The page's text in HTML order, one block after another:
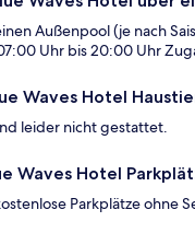
Außenpool (je nach
Uhr bis 20:00 Uhr
Waves Hotel
leider nicht gestattet.
Waves Hotel
Parkplätze ohne